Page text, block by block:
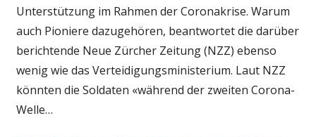
Unterstützung im Rahmen der Coronakrise. Warum
auch Pioniere dazugehören, beantwortet die darüber
berichtende Neue Zürcher Zeitung (NZZ) ebenso
wenig wie das Verteidigungsministerium. Laut NZZ
könnten die Soldaten «während der zweiten Corona-
Welle…